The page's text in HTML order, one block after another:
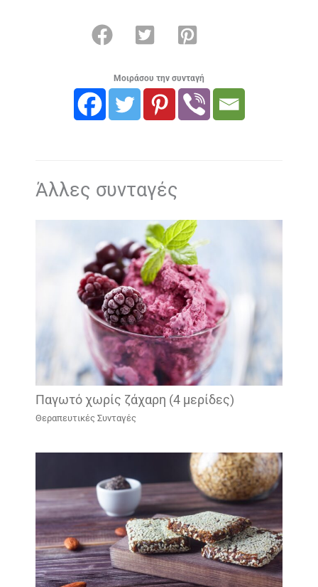
Μοιράσου την συνταγή
Άλλες συνταγές
Παγωτό χωρίς ζάχαρη (4 μερίδες)
Θεραπευτικές Συνταγές